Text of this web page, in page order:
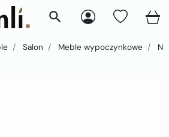
search
Salon Meble wypoczynkowe